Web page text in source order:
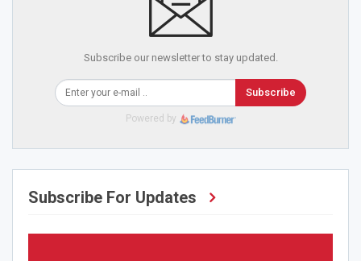
Subscribe our newsletter to stay updated.
Subscribe
Powered by
Subscribe For Updates